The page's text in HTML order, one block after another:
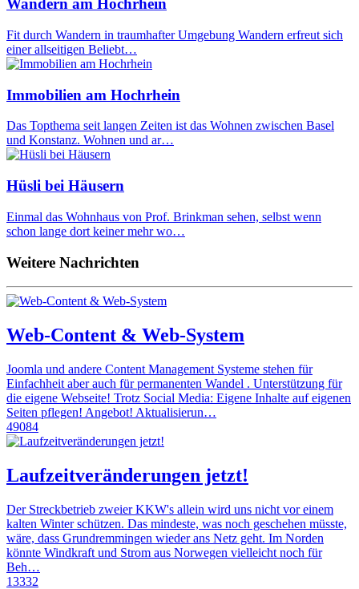
Wandern am Hochrhein
Fit durch Wandern in traumhafter Umgebung Wandern erfreut sich
einer allseitigen Beliebt…
Immobilien am Hochrhein
Das Topthema seit langen Zeiten ist das Wohnen zwischen Basel
und Konstanz. Wohnen und ar…
Hüsli bei Häusern
Einmal das Wohnhaus von Prof. Brinkman sehen, selbst wenn
schon lange dort keiner mehr wo…
Weitere Nachrichten
Web-Content & Web-System
Joomla und andere Content Management Systeme stehen für
Einfachheit aber auch für permanenten Wandel . Unterstützung für
die eigene Webseite! Trotz Social Media: Eigene Inhalte auf eigenen
Seiten pflegen! Angebot! Aktualisierun…
49084
Laufzeitveränderungen jetzt!
Der Streckbetrieb zweier KKW's allein wird uns nicht vor einem
kalten Winter schützen. Das mindeste, was noch geschehen müsste,
wäre, dass Grundremmingen wieder ans Netz geht. Im Norden
könnte Windkraft und Strom aus Norwegen vielleicht noch für
Beh…
13332